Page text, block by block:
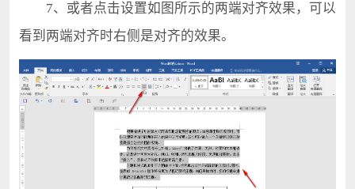
7、或者点击设置如图所示的两端对齐效果，可以
看到两端对齐时右侧是对齐的效果。